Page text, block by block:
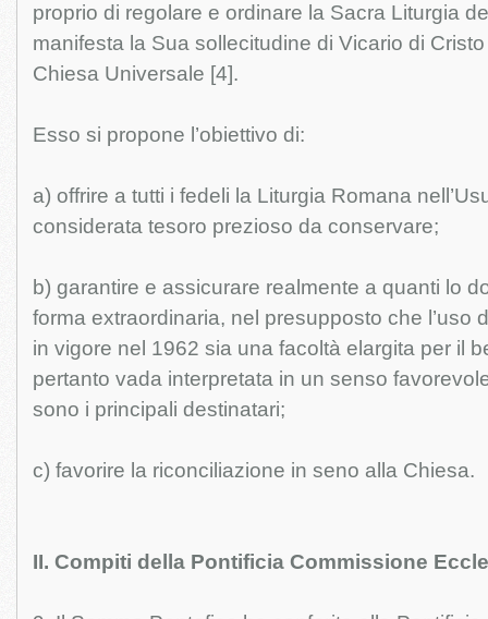
proprio di regolare e ordinare la Sacra Liturgia
manifesta la Sua sollecitudine di Vicario di
Chiesa Universale [4].
Esso si propone l’obiettivo di:
a) offrire a tutti i fedeli la Liturgia Romana
considerata tesoro prezioso da conservare;
b) garantire e assicurare realmente a quanti lo
forma extraordinaria, nel presupposto che l’uso
in vigore nel 1962 sia una facoltà elargita per il
pertanto vada interpretata in un senso
sono i principali destinatari;
c) favorire la riconciliazione in seno alla Chiesa.
II. Compiti della Pontificia Commissione